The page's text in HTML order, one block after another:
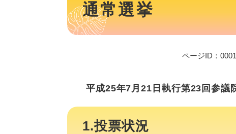
通常選挙
ページID：
平成25年7月21日執行第23回参議
1.投票状況